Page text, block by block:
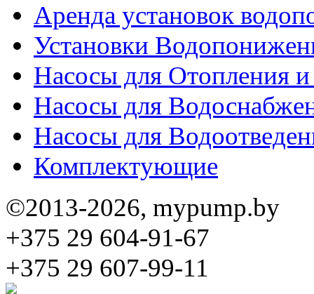
Аренда установок
Установки
Насосы для Отопления
Насосы для
Насосы для
Комплектующие
©2013-2026, mypump.by
+375 29 604-91-67
+375 29 607-99-11